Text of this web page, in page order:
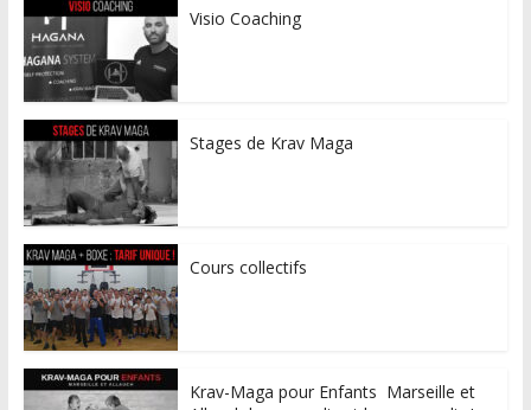
Visio Coaching
Stages de Krav Maga
Cours collectifs
Krav-Maga pour Enfants Marseille et